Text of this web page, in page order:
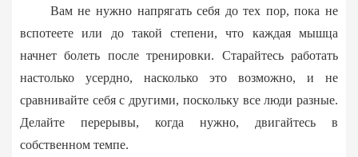
Вам не нужно напрягать себя до тех пор, пока не
вспотеете или до такой степени, что каждая мышца
начнет болеть после тренировки. Старайтесь работать
настолько усердно, насколько это возможно, и не
сравнивайте себя с другими, поскольку все люди разные.
Делайте перерывы, когда нужно, двигайтесь в
собственном темпе.